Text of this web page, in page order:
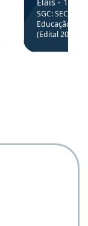
colocar
através
de
SGC: SEC BA
Educação
(Edital